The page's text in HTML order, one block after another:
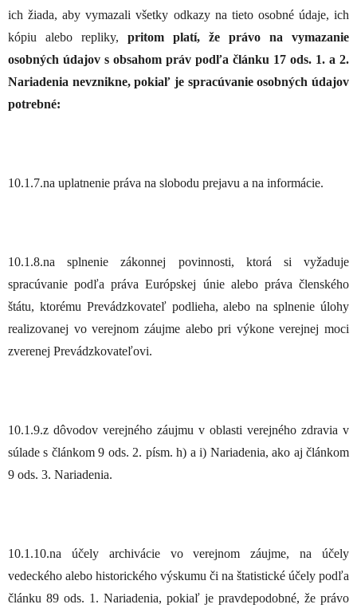
ich žiada, aby vymazali všetky odkazy na tieto osobné údaje, ich
kópiu alebo repliky, pritom platí, že právo na vymazanie
osobných údajov s obsahom práv podľa článku 17 ods. 1. a 2.
Nariadenia nevznikne, pokiaľ je spracúvanie osobných údajov
potrebné:
10.1.7.na uplatnenie práva na slobodu prejavu a na informácie.
10.1.8.na splnenie zákonnej povinnosti, ktorá si vyžaduje
spracúvanie podľa práva Európskej únie alebo práva členského
štátu, ktorému Prevádzkovateľ podlieha, alebo na splnenie úlohy
realizovanej vo verejnom záujme alebo pri výkone verejnej moci
zverenej Prevádzkovateľovi.
10.1.9.z dôvodov verejného záujmu v oblasti verejného zdravia v
súlade s článkom 9 ods. 2. písm. h) a i) Nariadenia, ako aj článkom
9 ods. 3. Nariadenia.
10.1.10.na účely archivácie vo verejnom záujme, na účely
vedeckého alebo historického výskumu či na štatistické účely podľa
článku 89 ods. 1. Nariadenia, pokiaľ je pravdepodobné, že právo